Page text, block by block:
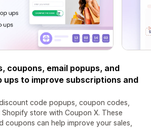
coupons, email popups, and
ups to improve subscriptions and
code popups, coupon codes,
store with Coupon X. These
coupons can help improve your sales,